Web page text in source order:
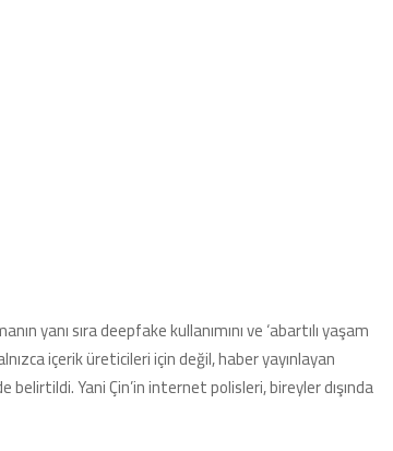
yanı sıra deepfake kullanımını ve ‘abartılı yaşam
içerik üreticileri için değil, haber yayınlayan
Yani Çin’in internet polisleri, bireyler dışında